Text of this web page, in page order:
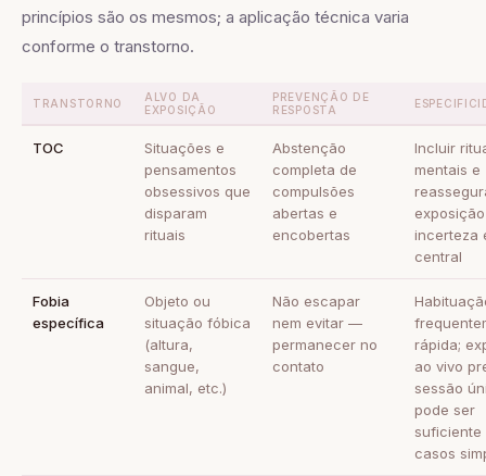
princípios são os mesmos; a aplicação técnica varia
conforme o transtorno.
TRANSTORNO
ALVO DA
EXPOSIÇÃO
PREVENÇÃO DE
RESPOSTA
TOC
Situações e
pensamentos
obsessivos que
disparam
rituais
Abstenção
completa de
compulsões
abertas e
encobertas
Incluir
mentais e
incerteza
central
Fobia
específica
Objeto ou
situação fóbica
(altura,
sangue,
animal, etc.)
Não escapar
nem evitar —
permanecer no
contato
rápida;
ao vivo
sessão
pode ser
suficiente
casos